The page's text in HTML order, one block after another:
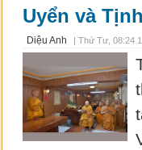
Uyển và
Diệu Anh | Thứ Tư, 08:24